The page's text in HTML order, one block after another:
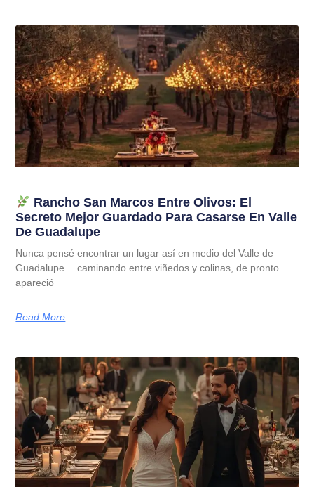
Rancho San Marcos Entre Olivos: El
Secreto Mejor Guardado Para Casarse En Valle
De Guadalupe
Nunca pensé encontrar un lugar así en medio del Valle de
Guadalupe… caminando entre viñedos y colinas, de pronto
apareció
Read More